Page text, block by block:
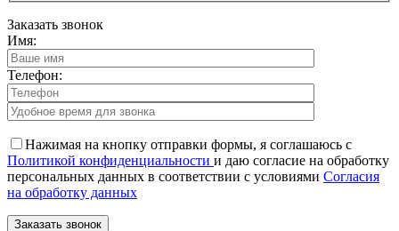
Заказать звонок
Имя:
Телефон:
Нажимая на кнопку отправки формы, я соглашаюсь с
Политикой конфиденциальности и даю согласие на обработку
персональных данных в соответствии с условиями Согласия
на обработку данных